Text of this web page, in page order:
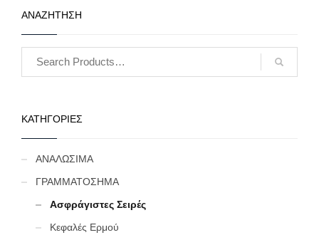
ΑΝΑΖΗΤΗΣΗ
ΚΑΤΗΓΟΡΙΕΣ
ΑΝΑΛΩΣΙΜΑ
ΓΡΑΜΜΑΤΟΣΗΜΑ
Ασφράγιστες Σειρές
Κεφαλές Ερμού